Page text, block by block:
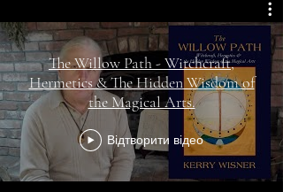
The Willow Path - Witchcraft,
Hermetics & The Hidden Wisdom of
the Magical Arts.
Відтворити відео